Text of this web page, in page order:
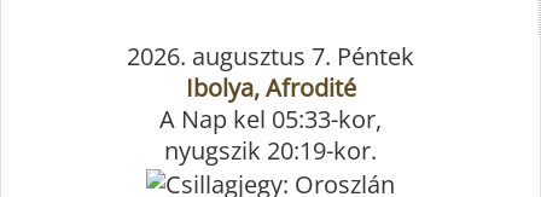
2026. augusztus 7. Péntek
Ibolya, Afrodité
A Nap kel 05:33-kor,
nyugszik 20:19-kor.